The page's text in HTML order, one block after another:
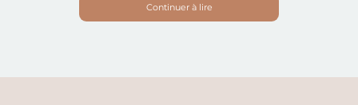
Continuer à lire